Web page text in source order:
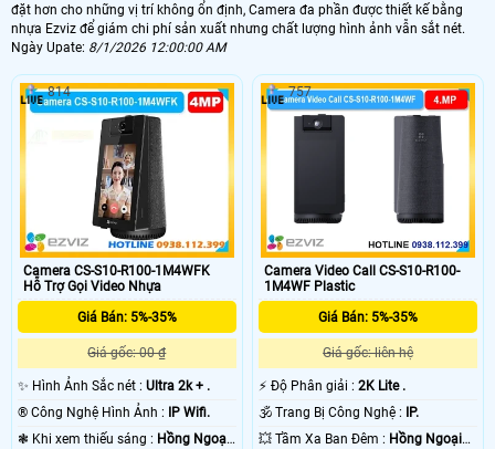
đặt hơn cho những vị trí không ổn định, Camera đa phần được thiết kế bằng
nhựa Ezviz để giám chi phí sản xuất nhưng chất lượng hình ảnh vẫn sắt nét.
Ngày Upate: 8/1/2026 12:00:00 AM
Camera CS-S10-R100-1M4WFK
Hỗ Trợ Gọi Video Nhựa
Giá Bán: 5%-35%
Giá gốc: 00 ₫
✨ Hình Ảnh Sắc nét : Ultra 2k + .
®️ Công Nghệ Hình Ảnh :
IP Wifi.
❃ Khi xem thiếu sáng : Hồng Ngoại
814
Camera Video Call CS-S10-R100-
1M4WF Plastic
Giá Bán: 5%-35%
Giá gốc: liên hệ
️⚡ Độ Phân giải :2K Lite .
🕉️ Trang Bị Công Nghệ :
IP.
💥 Tầm Xa Ban Đêm : Hồng Ngoại
757